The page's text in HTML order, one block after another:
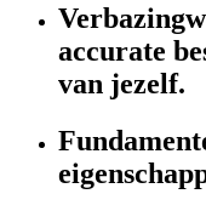
accurate
van jezelf.